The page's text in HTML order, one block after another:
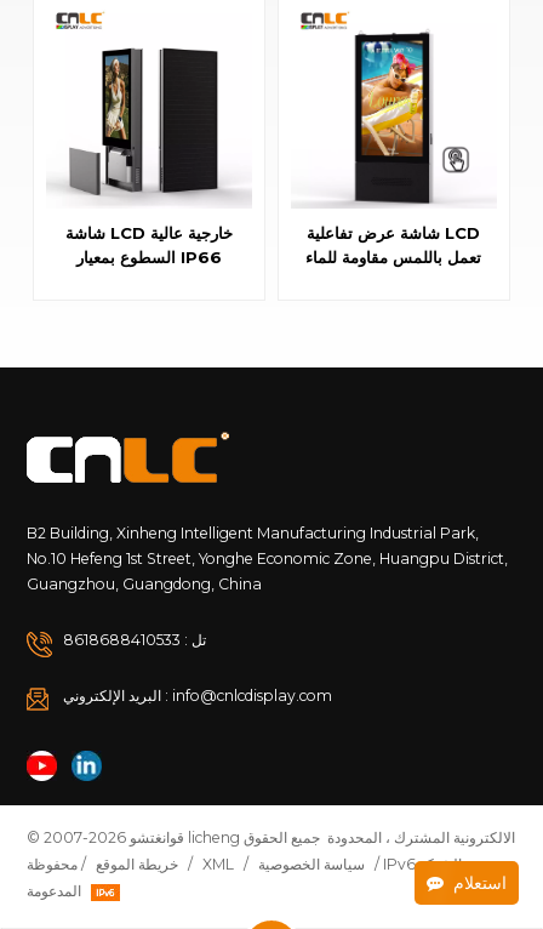
استعلام
شاشة LCD خارجية عالية
السطوع بمعيار IP66
شاشة عرض تفاعلية LCD
تعمل باللمس مقاومة للماء
B2 Building, Xinheng Intelligent Manufacturing Industrial Park,
No.10 Hefeng 1st Street, Yonghe Economic Zone, Huangpu District,
Guangzhou, Guangdong, China
تل : 8618688410533
البريد الإلكتروني : info@cnlcdisplay.com
© 2007-2026 قوانغتشو licheng الالكترونية المشترك ، المحدودة جميع الحقوق
محفوظة / خريطة الموقع / XML / سياسة الخصوصية / IPv6 الشبكة